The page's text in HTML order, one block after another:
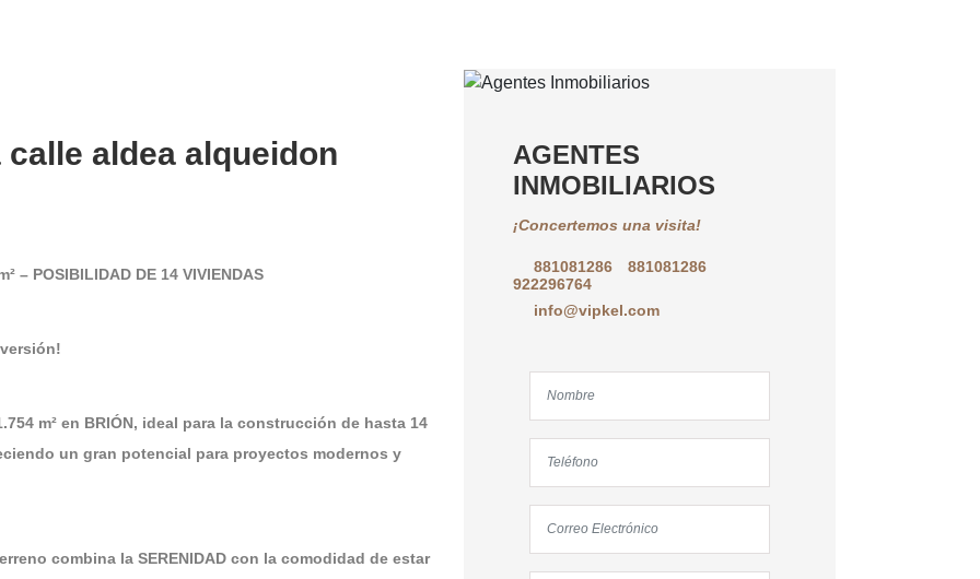
calle aldea alqueidon
– POSIBILIDAD DE 14 VIVIENDAS
m² en BRIÓN, ideal para la construcción de hasta 14
un gran potencial para proyectos modernos y
combina la SERENIDAD con la comodidad de estar
AGENTES
INMOBILIARIOS
¡Concertemos una visita!
881081286
881081286
922296764
info@vipkel.com